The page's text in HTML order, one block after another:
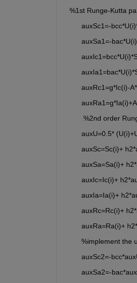
%1st Runge-Kutta
auxSc1=-
auxSa1=-
auxRc1=g*Ic(i)-
%2nd order
auxU=0.5*
auxSc=Sc(i)+
auxSa=Sa(i)+
auxIc=Ic(i)+
auxIa=Ia(i)+
auxRc=Rc(i)+
auxRa=Ra(i)+
%implement the
auxSc2=-
auxSa2=-